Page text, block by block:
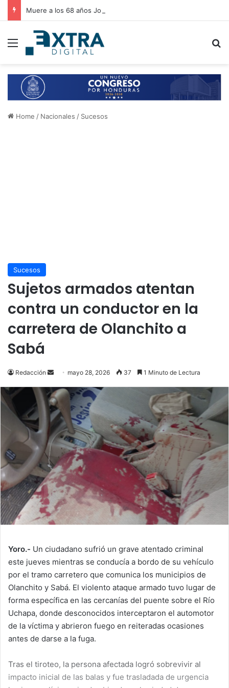
Menu
Home / Nacionales / Sucesos
Sucesos
Sujetos armados atentan
contra un conductor en la
carretera de Olanchito a
Sabá
Redacción
Send
email
mayo 28, 2026 37 1 Minuto de Lectura
Yoro.- Un ciudadano sufrió un grave atentado criminal
este jueves mientras se conducía a bordo de su vehículo
por el tramo carretero que comunica los municipios de
Olanchito y Sabá. El violento ataque armado tuvo lugar de
forma específica en las cercanías del puente sobre el Río
Uchapa, donde desconocidos interceptaron el automotor
de la víctima y abrieron fuego en reiteradas ocasiones
antes de darse a la fuga.
Tras el tiroteo, la persona afectada logró sobrevivir al
impacto inicial de las balas y fue trasladada de urgencia